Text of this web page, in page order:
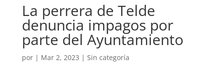
La perrera de Telde
denuncia impagos por
parte del Ayuntamiento
por | Mar 2, 2023 | Sin categoría